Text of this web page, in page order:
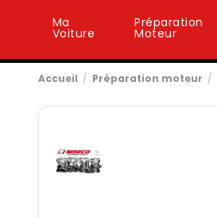
Ma
Voiture
Préparation
Moteur
Accueil Préparation moteur